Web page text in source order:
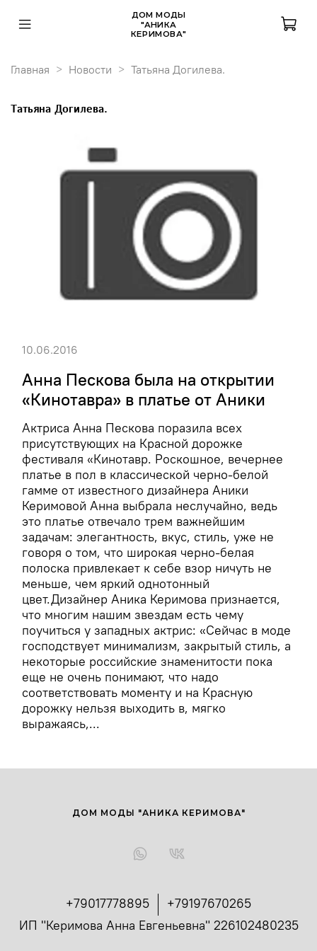
ДОМ МОДЫ
"АНИКА
КЕРИМОВА"
Главная Новости Татьяна Догилева.
Татьяна Догилева.
Анна Пескова была на открытии
«Кинотавра» в платье от Аники
Актриса Анна Пескова поразила всех
присутствующих на Красной дорожке
фестиваля «Кинотавр. Роскошное, вечернее
платье в пол в классической черно-белой
гамме от известного дизайнера Аники
Керимовой Анна выбрала неслучайно, ведь
это платье отвечало трем важнейшим
задачам: элегантность, вкус, стиль, уже не
говоря о том, что широкая черно-белая
полоска привлекает к себе взор ничуть не
меньше, чем яркий однотонный
цвет.Дизайнер Аника Керимова признается,
что многим нашим звездам есть чему
поучиться у западных актрис: «Сейчас в моде
господствует минимализм, закрытый стиль, а
некоторые российские знаменитости пока
еще не очень понимают, что надо
соответствовать моменту и на Красную
дорожку нельзя выходить в, мягко
выражаясь,...
10.06.2016
+79017778895
+79197670265
ИП "Керимова Анна Евгеньевна" 226102480235
ДОМ МОДЫ "АНИКА КЕРИМОВА"